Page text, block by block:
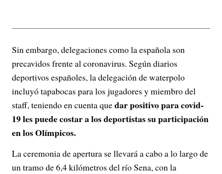
Sin embargo, delegaciones como la española son
precavidos frente al coronavirus. Según diarios
deportivos españoles, la delegación de waterpolo
incluyó tapabocas para los jugadores y miembro del
staff, teniendo en cuenta quedar positivo para covid-
19 les puede costar a los deportistas su participación
en los Olímpicos.
La ceremonia de apertura se llevará a cabo a lo largo de
un tramo de 6,4 kilómetros del río Sena, con la